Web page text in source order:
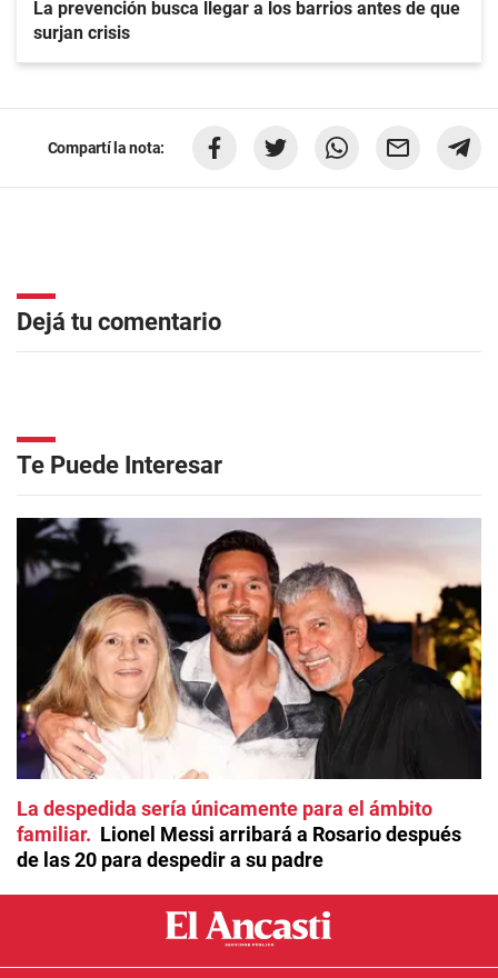
La prevención busca llegar a los barrios antes de que
surjan crisis
Compartí la nota:
Dejá tu comentario
Te Puede Interesar
La despedida sería únicamente para el ámbito
familiar
Lionel Messi arribará a Rosario después
de las 20 para despedir a su padre